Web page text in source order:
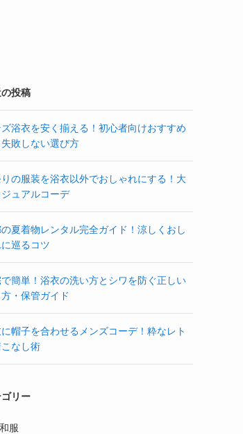
投稿
ズ浴衣を安く揃える！初心者向けおすすめ
失敗しない選び方
りの服装を浴衣以外でおしゃれにする！大
ジュアルコーデ
夏着物レンタル完全ガイド！涼しくおし
に巡るコツ
で簡単！浴衣の洗い方とシワを防ぐ正しい
・保管ガイド
帽子を合わせるメンズコーデ！粋なレト
こなし術
リー
和服